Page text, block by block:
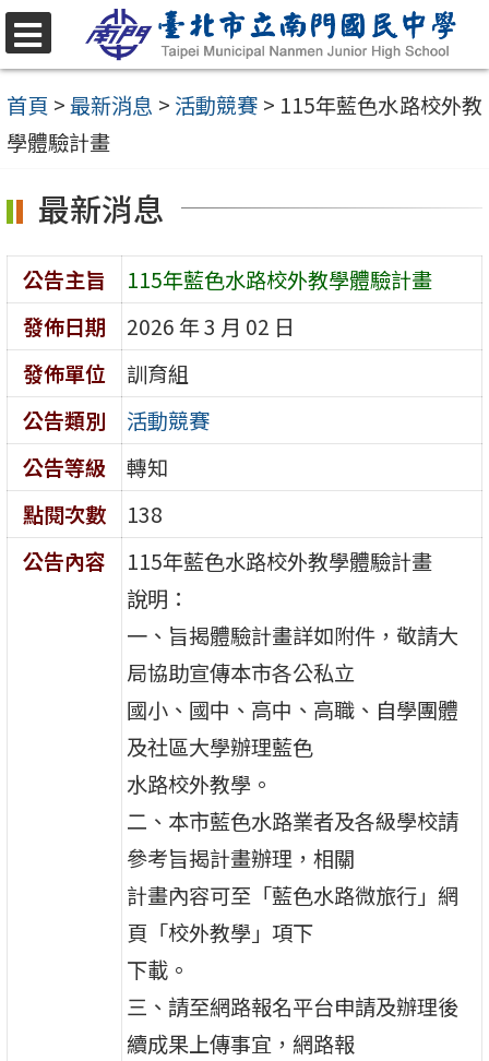
跳
至
主
要
容
選
單
首頁 >最新消息 > 活動競賽 > 115年藍色水路校外教
學體驗計畫
最新消息
公告主旨
115年藍色水路校外教學體驗計畫
發佈日期
2026 年 3 月 02 日
發佈單位
訓育組
公告類別
活動競賽
公告等級
轉知
點閱次數
138
公告內容
115年藍色水路校外教學體驗計畫
說明：
一、旨揭體驗計畫詳如附件，敬請大
局協助宣傳本市各公私立
國小、國中、高中、高職、自學團體
及社區大學辦理藍色
水路校外教學。
二、本市藍色水路業者及各級學校請
參考旨揭計畫辦理，相關
計畫內容可至「藍色水路微旅行」網
頁「校外教學」項下
下載。
三、請至網路報名平台申請及辦理後
續成果上傳事宜，網路報